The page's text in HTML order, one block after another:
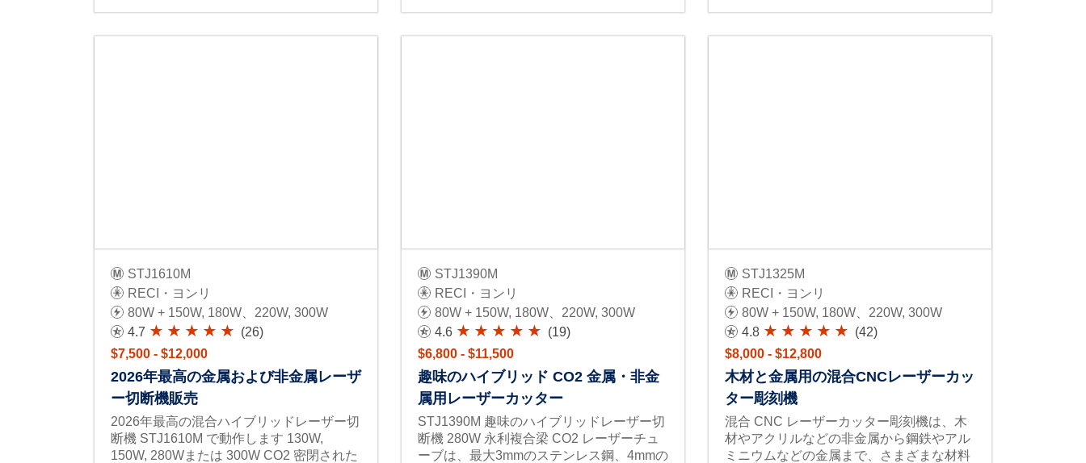
STJ1610M
RECI・ヨンリ
80W + 150W, 180W、220W, 300W
4.7
(26)
$7,500 - $12,000
2026年最高の金属および非金属レーザ
ー切断機販売
2026年最高の混合ハイブリッドレーザー切
断機 STJ1610M で動作します 130W,
150W, 280Wまたは 300W CO2 密閉された
STJ1390M
RECI・ヨンリ
80W + 150W, 180W、220W, 300W
4.6
(19)
$6,800 - $11,500
趣味のハイブリッド CO2 金属・非金
属用レーザーカッター
STJ1390M 趣味のハイブリッドレーザー切
断機 280W 永利複合梁 CO2 レーザーチュ
ーブは、最大3mmのステンレス鋼、4mmの
STJ1325M
RECI・ヨンリ
80W + 150W, 180W、220W, 300W
4.8
(42)
$8,000 - $12,800
木材と金属用の混合CNCレーザーカッ
ター彫刻機
混合 CNC レーザーカッター彫刻機は、木
材やアクリルなどの非金属から鋼鉄やアル
ミニウムなどの金属まで、さまざまな材料